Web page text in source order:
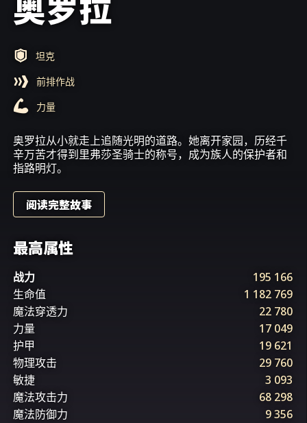
坦克
前排作战
力量
奥罗拉从小就走上追随光明的道路。她离开家园，历经千
辛万苦才得到里弗莎圣骑士的称号，成为族人的保护者和
指路明灯。
阅读完整故事
最高属性
战力
195 166
生命值
1 182 769
魔法穿透力
22 780
力量
17 049
护甲
19 621
物理攻击
29 760
敏捷
3 093
魔法攻击力
68 298
魔法防御力
9 356